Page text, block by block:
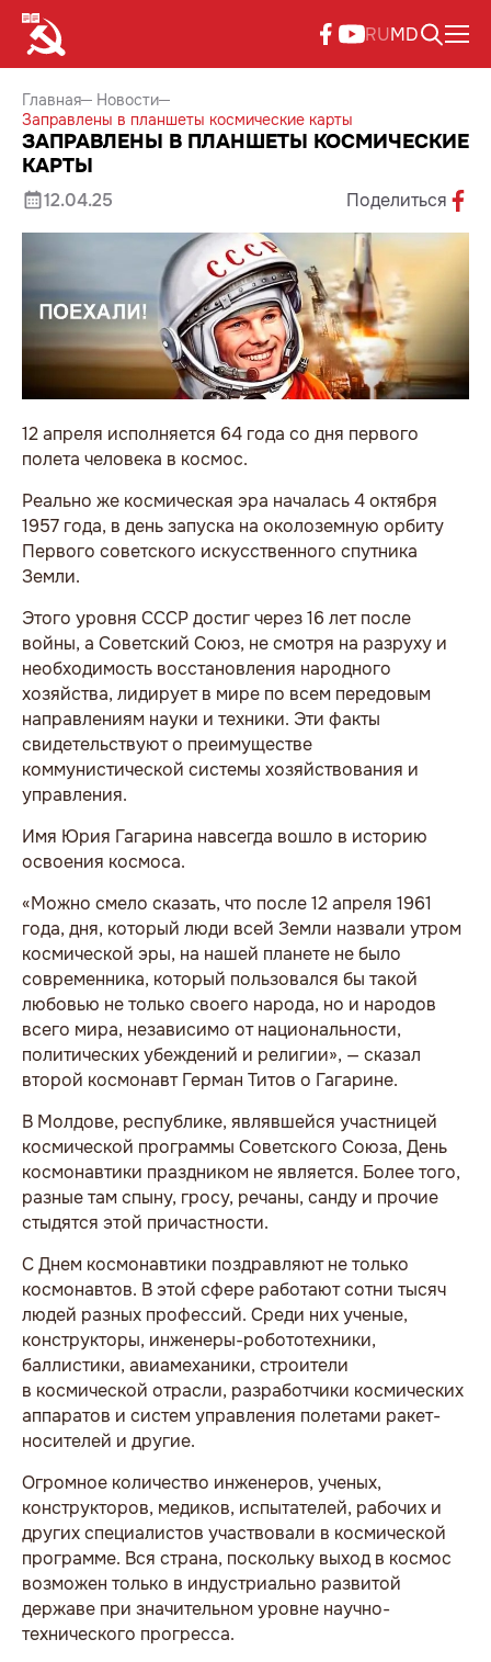
RUMD
Главная
Новости
Заправлены в планшеты космические карты
ЗАПРАВЛЕНЫ В ПЛАНШЕТЫ КОСМИЧЕСКИЕ
КАРТЫ
12.04.25 Поделиться
12 апреля исполняется 64 года со дня первого
полета человека в космос.
Реально же космическая эра началась 4 октября
1957 года, в день запуска на околоземную орбиту
Первого советского искусственного спутника
Земли.
Этого уровня СССР достиг через 16 лет после
войны, а Советский Союз, не смотря на разруху и
необходимость восстановления народного
хозяйства, лидирует в мире по всем передовым
направлениям науки и техники. Эти факты
свидетельствуют о преимуществе
коммунистической системы хозяйствования и
управления.
Имя Юрия Гагарина навсегда вошло в историю
освоения космоса.
«Можно смело сказать, что после 12 апреля 1961
года, дня, который люди всей Земли назвали утром
космической эры, на нашей планете не было
современника, который пользовался бы такой
любовью не только своего народа, но и народов
всего мира, независимо от национальности,
политических убеждений и религии», — сказал
второй космонавт Герман Титов о Гагарине.
В Молдове, республике, являвшейся участницей
космической программы Советского Союза, День
космонавтики праздником не является. Более того,
разные там спыну, гросу, речаны, санду и прочие
стыдятся этой причастности.
С Днем космонавтики поздравляют не только
космонавтов. В этой сфере работают сотни тысяч
людей разных профессий. Среди них ученые,
конструкторы, инженеры-робототехники,
баллистики, авиамеханики, строители
в космической отрасли, разработчики космических
аппаратов и систем управления полетами ракет-
носителей и другие.
Огромное количество инженеров, ученых,
конструкторов, медиков, испытателей, рабочих и
других специалистов участвовали в космической
программе. Вся страна, поскольку выход в космос
возможен только в индустриально развитой
державе при значительном уровне научно-
технического прогресса.